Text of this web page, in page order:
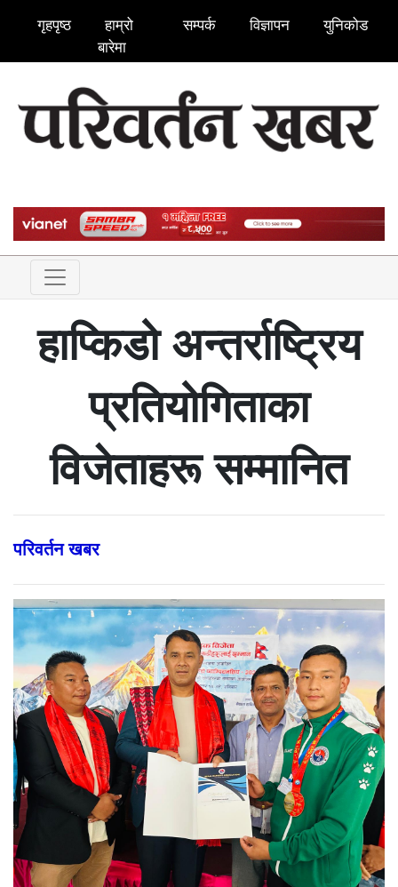
गृहपृष्ठ
हाम्रो
बारेमा
सम्पर्क विज्ञापन युनिकोड
हाप्किडो अन्तर्राष्ट्रिय
प्रतियोगिताका
विजेताहरू सम्मानित
परिवर्तन खबर